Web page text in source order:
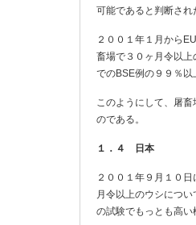
可能であると判断さ
２００１年１月から
畜場で３０ヶ月令以
でのBSE例の９９％
このようにして、屠
のである。
１．４ 日本
２００１年９月１０
月令以上のウシにつ
の試験でもっとも高